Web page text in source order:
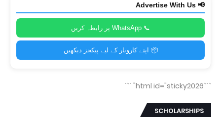
📢 Advertise With Us
📞 WhatsApp پر رابطہ کریں
📦 اپنے کاروبار کے لیے پیکجز دیکھیں
```html id="sticky2026"
```
SCHOLARSHIPS